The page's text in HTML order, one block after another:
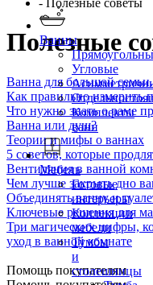
Ванны
Угловые
Комплекты
ванн
Мебель
Готовые
интерьеры
Коллекции
мебели
Тумбы
и
столешницы
- Полезные советы
Полезные
Ванна для большой
Как правильно измерить
Что нужно знать о раме
Ванна или душ?
Теории и мифы о ваннах
5 советов, которые
Вентиляция в ванной
Чем лучше закрыть дно
Объединять ванну и
Ключевые решения для
Три магических цифры,
уход в ванной комнате
Помощь покупателям